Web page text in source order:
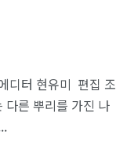
디터 현유미 편집 조
다른 뿌리를 가진 나